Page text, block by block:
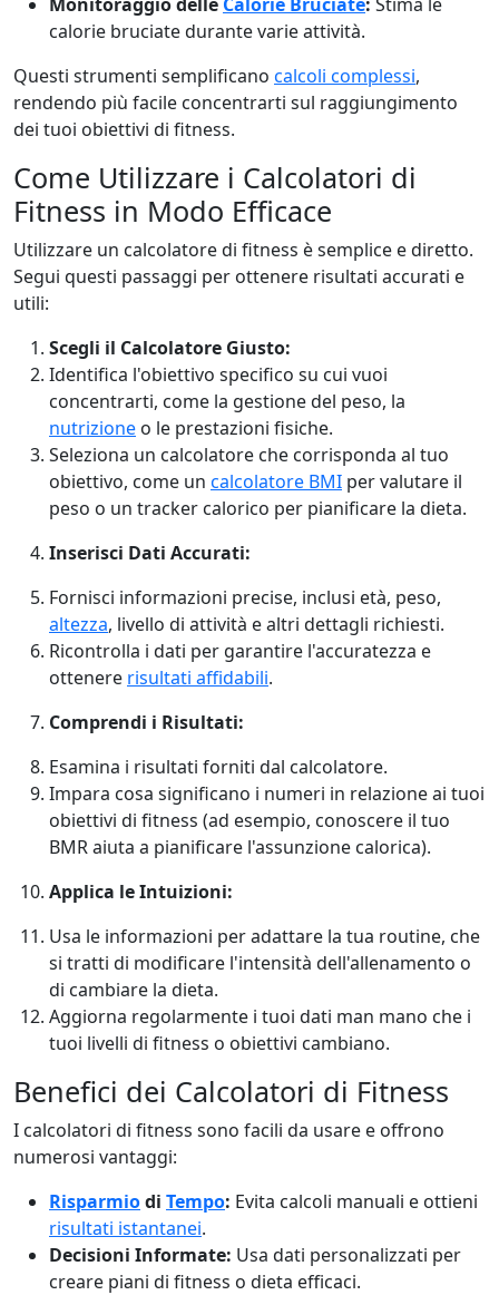
calorie bruciate durante varie attività.
Questi strumenti semplificano calcoli complessi,
rendendo più facile concentrarti sul raggiungimento
dei tuoi obiettivi di fitness.
Come Utilizzare i Calcolatori di
Fitness in Modo Efficace
Utilizzare un calcolatore di fitness è semplice e diretto.
Segui questi passaggi per ottenere risultati accurati e
utili:
Scegli il Calcolatore Giusto:
Identifica l'obiettivo specifico su cui vuoi
concentrarti, come la gestione del peso, la
nutrizione o le prestazioni fisiche.
Seleziona un calcolatore che corrisponda al tuo
obiettivo, come un calcolatore BMI per valutare il
peso o un tracker calorico per pianificare la dieta.
Inserisci Dati Accurati:
Fornisci informazioni precise, inclusi età, peso,
altezza, livello di attività e altri dettagli richiesti.
Ricontrolla i dati per garantire l'accuratezza e
ottenere risultati affidabili.
Comprendi i Risultati:
Esamina i risultati forniti dal calcolatore.
Impara cosa significano i numeri in relazione ai tuoi
obiettivi di fitness (ad esempio, conoscere il tuo
BMR aiuta a pianificare l'assunzione calorica).
Applica le Intuizioni:
Usa le informazioni per adattare la tua routine, che
si tratti di modificare l'intensità dell'allenamento o
di cambiare la dieta.
Aggiorna regolarmente i tuoi dati man mano che i
tuoi livelli di fitness o obiettivi cambiano.
Benefici dei Calcolatori di Fitness
I calcolatori di fitness sono facili da usare e offrono
numerosi vantaggi:
Risparmiodi Tempo: Evita calcoli manuali e ottieni
risultati istantanei.
Decisioni Informate: Usa dati personalizzati per
creare piani di fitness o dieta efficaci.